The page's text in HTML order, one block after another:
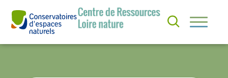
contenu
SOMMES-
S’
N